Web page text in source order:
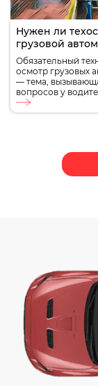
Нужен ли
грузовой
Обязательный
осмотр грузовых
— тема,
вопросов у
владельцев
статье мы
он необходим,
периодичность
какие требования